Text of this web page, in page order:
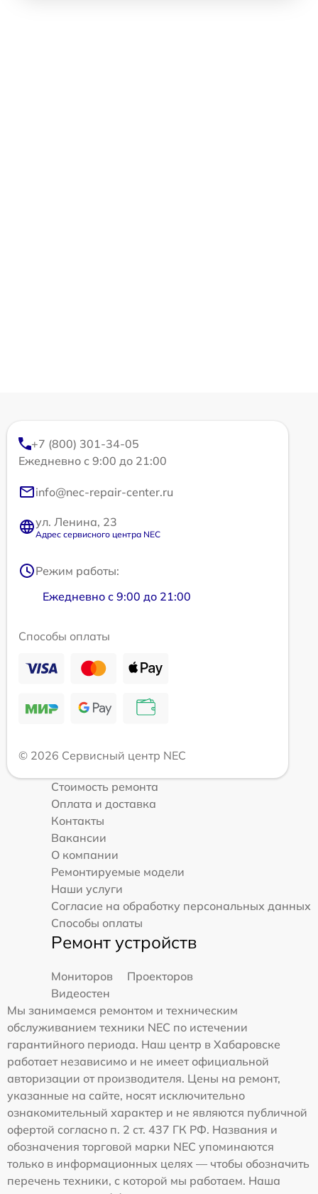
+7 (800) 301-34-05
Ежедневно с 9:00 до 21:00
info@nec-repair-center.ru
ул. Ленина, 23
Адрес сервисного центра NEC
Режим работы:
Ежедневно с 9:00 до 21:00
Способы оплаты
© 2026 Сервисный центр NEC
Стоимость ремонта
Оплата и доставка
Контакты
Вакансии
О компании
Ремонтируемые модели
Наши услуги
Согласие на обработку персональных данных
Способы оплаты
Ремонт устройств
Мониторов
Проекторов
Видеостен
Мы занимаемся ремонтом и техническим
обслуживанием техники NEC по истечении
гарантийного периода. Наш центр в Хабаровске
работает независимо и не имеет официальной
авторизации от производителя. Цены на ремонт,
указанные на сайте, носят исключительно
ознакомительный характер и не являются публичной
офертой согласно п. 2 ст. 437 ГК РФ. Названия и
обозначения торговой марки NEC упоминаются
только в информационных целях — чтобы обозначить
перечень техники, с которой мы работаем. Наша